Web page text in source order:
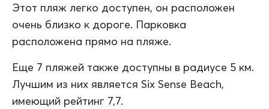
Этот пляж легко доступен, он расположен
очень близко к дороге. Парковка
расположена прямо на пляже.
Еще 7 пляжей также доступны в радиусе 5 км.
Лучшим из них является Six Sense Beach,
имеющий рейтинг 7,7.